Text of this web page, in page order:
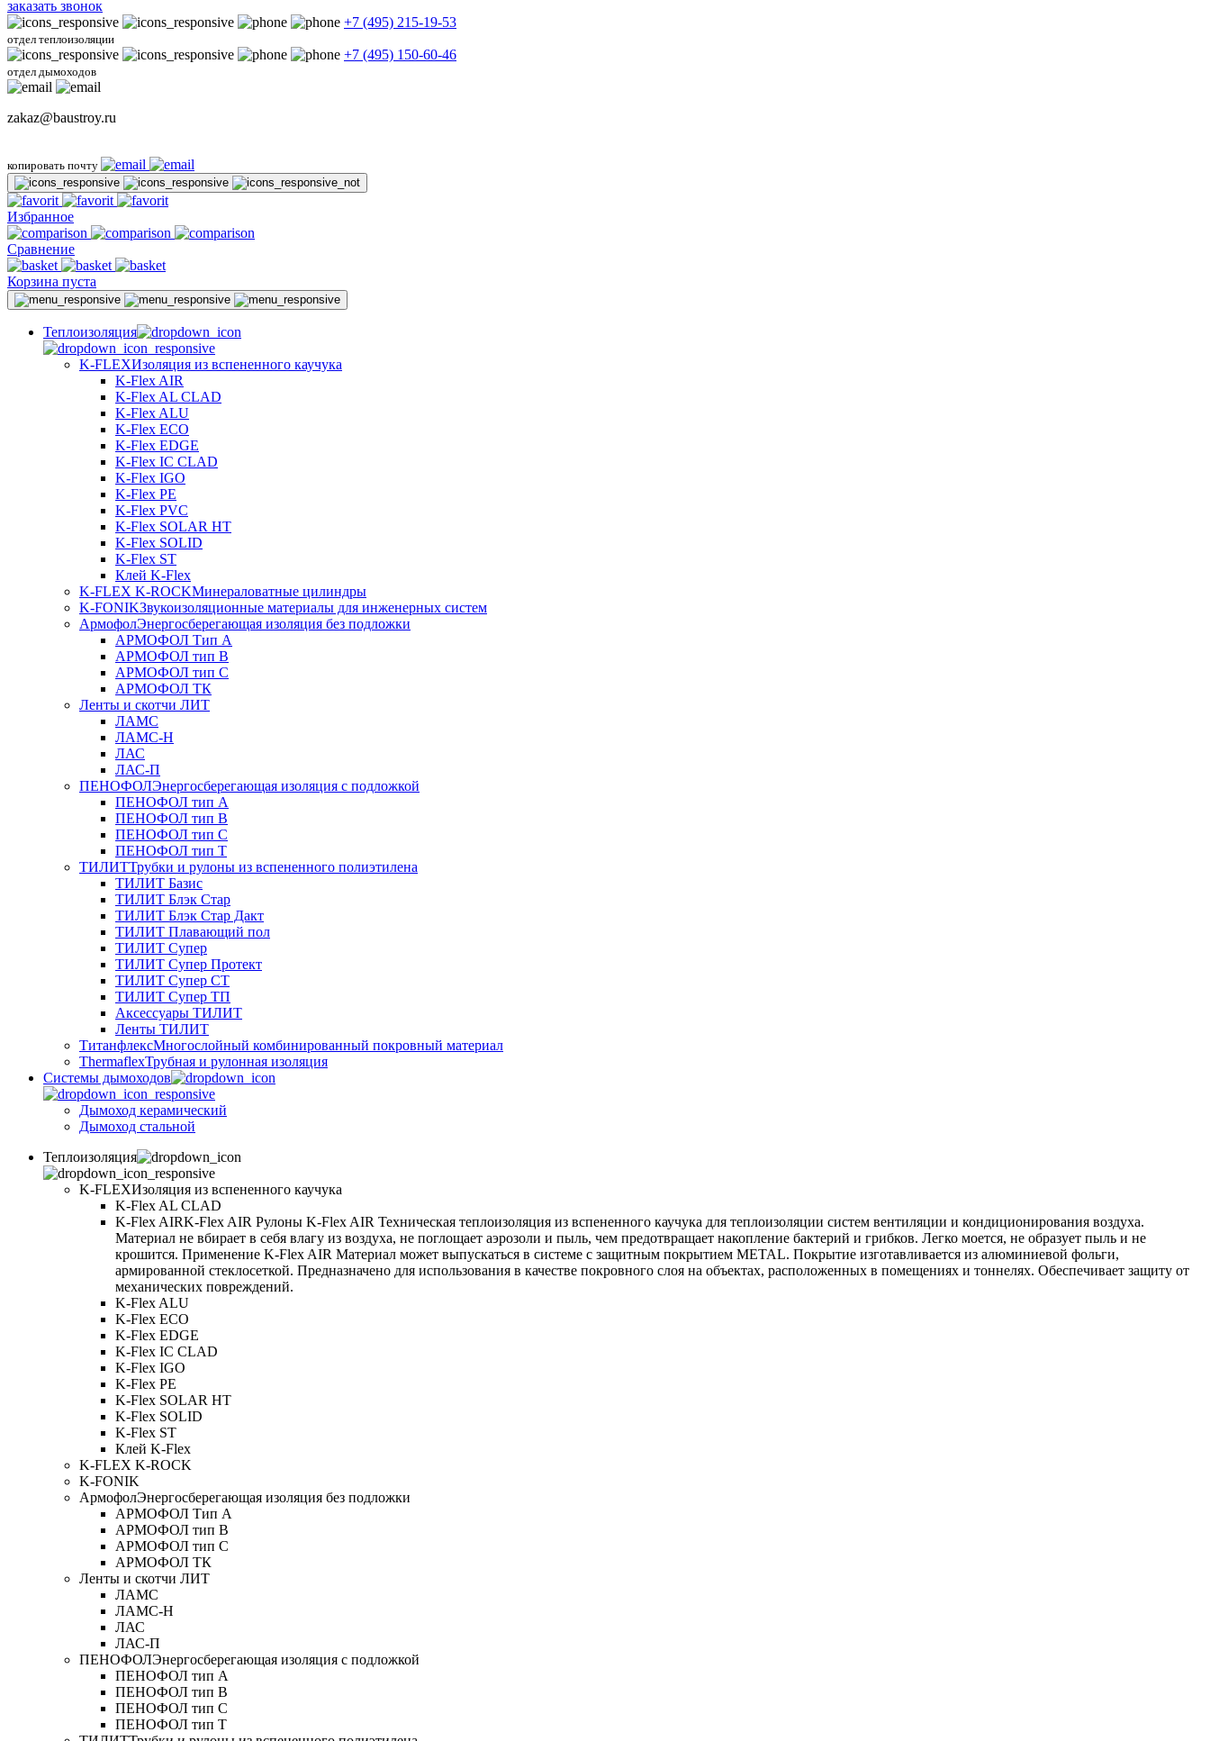
заказать звонок
+7 (495) 215-19-53
отдел теплоизоляции
+7 (495) 150-60-46
отдел дымоходов
zakaz@baustroy.ru
копировать почту
Избранное
Сравнение
Корзина пуста
Теплоизоляция
K-FLEXИзоляция из вспененного каучука
K-Flex AIR
K-Flex AL CLAD
K-Flex ALU
K-Flex ECO
K-Flex EDGE
K-Flex IC CLAD
K-Flex IGO
K-Flex PE
K-Flex PVC
K-Flex SOLAR HT
K-Flex SOLID
K-Flex ST
Клей K-Flex
K-FLEX K-ROCKМинераловатные цилиндры
K-FONIKЗвукоизоляционные материалы для инженерных систем
АрмофолЭнергосберегающая изоляция без подложки
АРМОФОЛ Тип А
АРМОФОЛ тип В
АРМОФОЛ тип C
АРМОФОЛ ТК
Ленты и скотчи ЛИТ
ЛАМС
ЛАМС-Н
ЛАС
ЛАС-П
ПЕНОФОЛЭнергосберегающая изоляция с подложкой
ПЕНОФОЛ тип А
ПЕНОФОЛ тип B
ПЕНОФОЛ тип C
ПЕНОФОЛ тип T
ТИЛИТТрубки и рулоны из вспененного полиэтилена
ТИЛИТ Базис
ТИЛИТ Блэк Стар
ТИЛИТ Блэк Стар Дакт
ТИЛИТ Плавающий пол
ТИЛИТ Супер
ТИЛИТ Супер Протект
ТИЛИТ Супер СТ
ТИЛИТ Супер ТП
Аксессуары ТИЛИТ
Ленты ТИЛИТ
ТитанфлексМногослойный комбинированный покровный материал
ThermaflexТрубная и рулонная изоляция
Cистемы дымоходов
Дымоход керамический
Дымоход стальной
Теплоизоляция
K-FLEXИзоляция из вспененного каучука
K-Flex AL CLAD
K-Flex AIRK-Flex AIR Рулоны K-Flex AIR Техническая теплоизоляция из вспененного каучука для теплоизоляции систем вентиляции и кондиционирования воздуха.
Материал не вбирает в себя влагу из воздуха, не поглощает аэрозоли и пыль, чем предотвращает накопление бактерий и грибков. Легко моется, не образует пыль и не
крошится. Применение K-Flex AIR Материал может выпускаться в системе c защитным покрытием METAL. Покрытие изготавливается из алюминиевой фольги,
армированной стеклосеткой. Предназначено для использования в качестве покровного слоя на объектах, расположенных в помещениях и тоннелях. Обеспечивает защиту от
механических повреждений.
K-Flex ALU
K-Flex ECO
K-Flex EDGE
K-Flex IC CLAD
K-Flex IGO
K-Flex PE
K-Flex SOLAR HT
K-Flex SOLID
K-Flex ST
Клей K-Flex
K-FLEX K-ROCK
K-FONIK
АрмофолЭнергосберегающая изоляция без подложки
АРМОФОЛ Тип А
АРМОФОЛ тип В
АРМОФОЛ тип C
АРМОФОЛ ТК
Ленты и скотчи ЛИТ
ЛАМС
ЛАМС-Н
ЛАС
ЛАС-П
ПЕНОФОЛЭнергосберегающая изоляция с подложкой
ПЕНОФОЛ тип А
ПЕНОФОЛ тип B
ПЕНОФОЛ тип C
ПЕНОФОЛ тип T